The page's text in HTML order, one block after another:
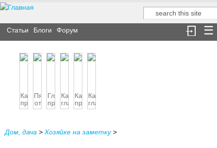
Форма поиска
Поиск
Статьи Блоги Форум
Как
правильно
гладить
Пятна
от
утюга
Гладим
правильно
Как
гладить
одежду
Как
правильно
гладить
Как
гладить
плиссированную
Дом, дача > Хозяйке на заметку>